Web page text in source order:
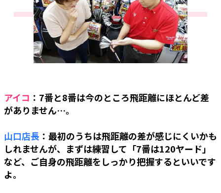
アイコ ：7番と8番は今のところ飛距離にほとんど差
がありません…。
山口店長 ：最初のうちは飛距離の差が感じにくいかも
しれませんが、まずは練習して「7番は120ヤード」
など、ご自身の飛距離をしっかり把握するといいです
よ。